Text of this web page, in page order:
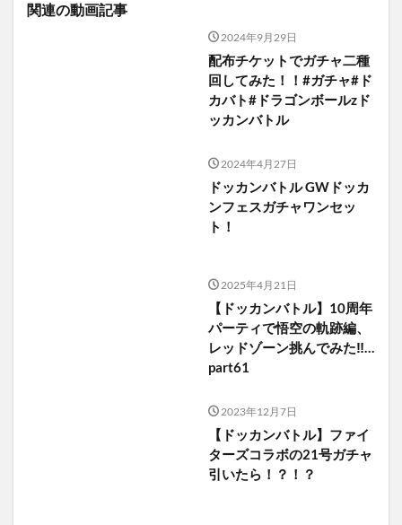
関連の動画記事
2024年9月29日
配布チケットでガチャ二種
回してみた！！#ガチャ#ド
カバト#ドラゴンボールzド
ッカンバトル
2024年4月27日
ドッカンバトル GWドッカ
ンフェスガチャワンセッ
ト！
2025年4月21日
【ドッカンバトル】10周年
パーティで悟空の軌跡編、
レッドゾーン挑んでみた‼︎…
part61
2023年12月7日
【ドッカンバトル】ファイ
ターズコラボの21号ガチャ
引いたら！？！？